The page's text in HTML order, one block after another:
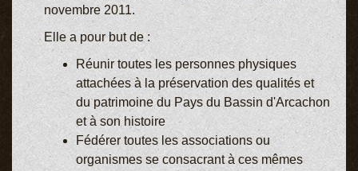
novembre 2011.
Elle a pour but de :
Réunir toutes les personnes physiques
attachées à la préservation des qualités et
du patrimoine du Pays du Bassin d'Arcachon
et à son histoire
Fédérer toutes les associations ou
organismes se consacrant à ces mêmes